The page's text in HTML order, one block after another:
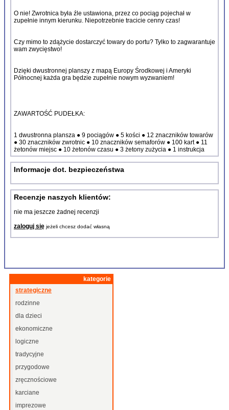
O nie! Zwrotnica była źle ustawiona, przez co pociąg pojechał w
zupełnie innym kierunku. Niepotrzebnie tracicie cenny czas!
Czy mimo to zdążycie dostarczyć towary do portu? Tylko to zagwarantuje
wam zwycięstwo!
Dzięki dwustronnej planszy z mapą Europy Środkowej i Ameryki
Północnej każda gra będzie zupełnie nowym wyzwaniem!
ZAWARTOŚĆ PUDEŁKA:
1 dwustronna plansza ● 9 pociągów ● 5 kości ● 12 znaczników towarów
● 30 znaczników zwrotnic ● 10 znaczników semaforów ● 100 kart ● 11
żetonów miejsc ● 10 żetonów czasu ● 3 żetony zużycia ● 1 instrukcja
Informacje dot. bezpieczeństwa
Recenzje naszych klientów:
nie ma jeszcze żadnej recenzji
zaloguj się jeżeli chcesz dodać własną
kategorie
strategiczne
rodzinne
dla dzieci
ekonomiczne
logiczne
tradycyjne
przygodowe
zręcznościowe
karciane
imprezowe